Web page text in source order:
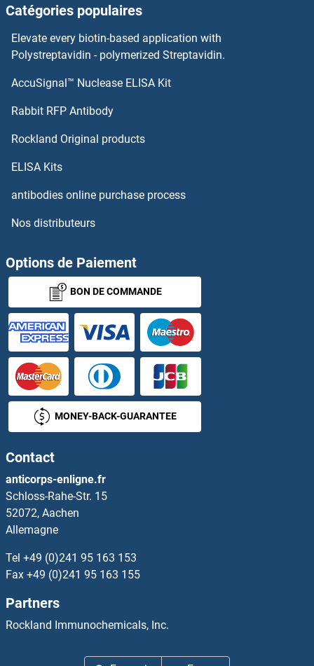
UBXN8 Anticorps
UGDH Anticorps
UGP2 Anticorps
UGT1A1 Anticorps
UGT1A10 Anticorps
UGT1A4 Anticorps
UGT1A5 Anticorps
UGT1A6 Anticorps
UGT1A7 Anticorps
UGT1A9 Anticorps
UGT2A1 Anticorps
UGT2A3 Anticorps
Ugt2b Anticorps
UGT2B10 Anticorps
UGT2B11 Anticorps
UGT2B15 Anticorps
Catégories populaires
Elevate every biotin-based application with
Polystreptavidin - polymerized Streptavidin.
AccuSignal™ Nuclease ELISA Kit
Rabbit RFP Antibody
Rockland Original products
ELISA Kits
antibodies online purchase process
Nos distributeurs
Options de Paiement
BON DE COMMANDE
MONEY-BACK-GUARANTEE
Contact
anticorps-enligne.fr
Schloss-Rahe-Str. 15
52072, Aachen
Allemagne
Tel +49 (0)241 95 163 153
Fax +49 (0)241 95 163 155
Partners
Rockland Immunochemicals, Inc.